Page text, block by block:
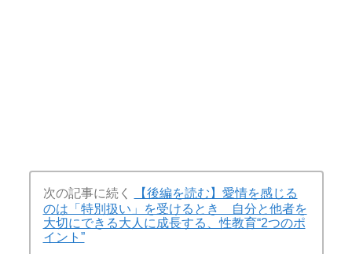
次の記事に続く
【後編を読む】愛情を感じる
のは「特別扱い」を受けるとき 自分と他者を
大切にできる大人に成長する、性教育“2つのポ
イント”